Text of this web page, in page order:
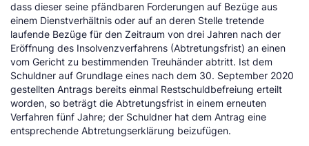
dass dieser seine pfändbaren Forderungen auf Bezüge aus
einem Dienstverhältnis oder auf an deren Stelle tretende
laufende Bezüge für den Zeitraum von drei Jahren nach der
Eröffnung des Insolvenzverfahrens (Abtretungsfrist) an einen
vom Gericht zu bestimmenden Treuhänder abtritt. Ist dem
Schuldner auf Grundlage eines nach dem 30. September 2020
gestellten Antrags bereits einmal Restschuldbefreiung erteilt
worden, so beträgt die Abtretungsfrist in einem erneuten
Verfahren fünf Jahre; der Schuldner hat dem Antrag eine
entsprechende Abtretungserklärung beizufügen.